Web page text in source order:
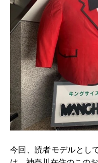
今回、読者モデルとし